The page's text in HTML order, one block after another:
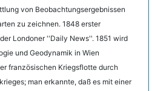
von Beobachtungsergebnissen
zu zeichnen. 1848 erster
Londoner ''Daily News''. 1851 wird
und Geodynamik in Wien
französischen Kriegsflotte durch
man erkannte, daß es mit einer